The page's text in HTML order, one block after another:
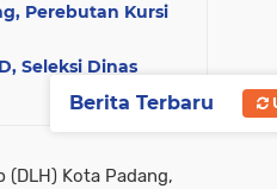
Perebutan Kursi
Seleksi Dinas
(DLH) Kota Padang,
Berita Terbaru